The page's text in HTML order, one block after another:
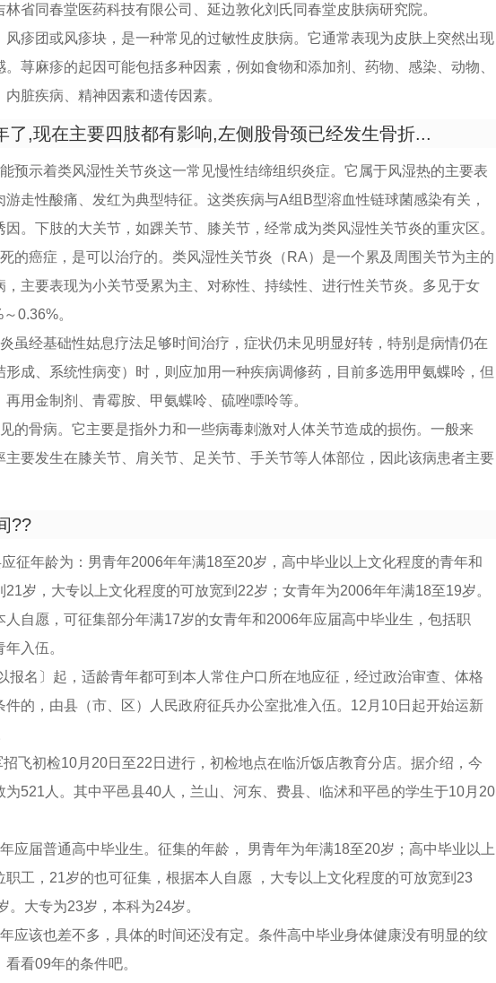
省同春堂医药科技有限公司、延边敦化刘氏同春堂皮肤病研究院。
疹团或风疹块，是一种常见的过敏性皮肤病。它通常表现为皮肤上突然出现
荨麻疹的起因可能包括多种因素，例如食物和添加剂、药物、感染、动物、
脏疾病、精神因素和遗传因素。
了,现在主要四肢都有影响,左侧股骨颈已经发生骨折...
预示着类风湿性关节炎这一常见慢性结缔组织炎症。它属于风湿热的主要表
走性酸痛、发红为典型特征。这类疾病与A组B型溶血性链球菌感染有关，
。下肢的大关节，如踝关节、膝关节，经常成为类风湿性关节炎的重灾区。
的癌症，是可以治疗的。类风湿性关节炎（RA）是一个累及周围关节为主的
主要表现为小关节受累为主、对称性、持续性、进行性关节炎。多见于女
0.36%。
虽经基础性姑息疗法足够时间治疗，症状仍未见明显好转，特别是病情仍在
成、系统性病变）时，则应加用一种疾病调修药，目前多选用甲氨蝶呤，但
用金制剂、青霉胺、甲氨蝶呤、硫唑嘌呤等。
的骨病。它主要是指外力和一些病毒刺激对人体关节造成的损伤。一般来
要发生在膝关节、肩关节、足关节、手关节等人体部位，因此该病患者主要
??
征年龄为：男青年2006年年满18至20岁，高中毕业以上文化程度的青年和
岁，大专以上文化程度的可放宽到22岁；女青年为2006年年满18至19岁。
自愿，可征集部分年满17岁的女青年和2006年应届高中毕业生，包括职
入伍。
报名〕起，适龄青年都可到本人常住户口所在地应征，经过政治审查、体格
的，由县（市、区）人民政府征兵办公室批准入伍。12月10日起开始运新
飞初检10月20日至22日进行，初检地点在临沂饭店教育分店。据介绍，今
为521人。其中平邑县40人，兰山、河东、费县、临沭和平邑的学生于10月20
应届普通高中毕业生。征集的年龄， 男青年为年满18至20岁；高中毕业以上
工，21岁的也可征集，根据本人自愿 ，大专以上文化程度的可放宽到23
大专为23岁，本科为24岁。
应该也差不多，具体的时间还没有定。条件高中毕业身体健康没有明显的纹
看09年的条件吧。